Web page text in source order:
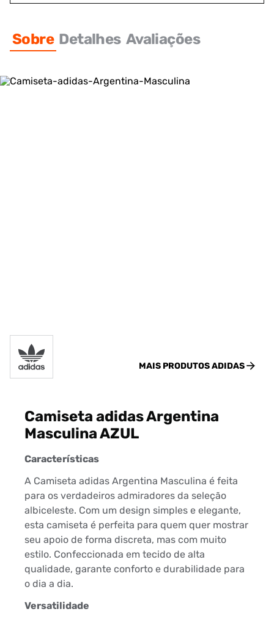
Sobre Detalhes Avaliações
MAIS PRODUTOSADIDAS
Camiseta adidas Argentina
Masculina AZUL
Características
A Camiseta adidas Argentina Masculina é feita
para os verdadeiros admiradores da seleção
albiceleste. Com um design simples e elegante,
esta camiseta é perfeita para quem quer mostrar
seu apoio de forma discreta, mas com muito
estilo. Confeccionada em tecido de alta
qualidade, garante conforto e durabilidade para
o dia a dia.
Versatilidade